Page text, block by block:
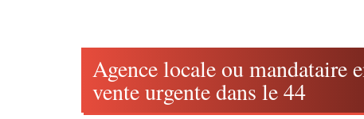
Agence locale ou mandataire
vente urgente dans le 44